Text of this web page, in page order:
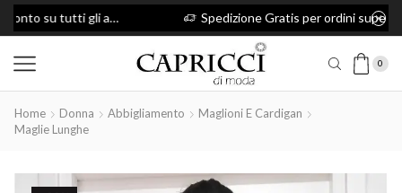
Spedizione Gratis per ordini superiori a 49€
0
Home Donna Abbigliamento
Maglioni E Cardigan
Maglie Lunghe